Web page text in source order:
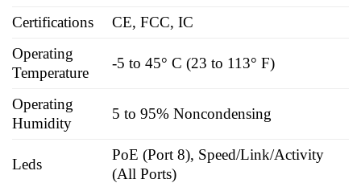
Certifications
CE, FCC, IC
Operating
Temperature
-5 to 45° C (23 to 113° F)
Operating
Humidity
5 to 95% Noncondensing
Leds
PoE (Port 8), Speed/Link/Activity
(All Ports)